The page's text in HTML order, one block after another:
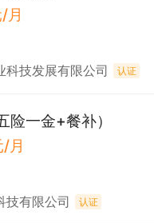
月
科技发展有限公司 认证
险一金+餐补）
月
技有限公司 认证